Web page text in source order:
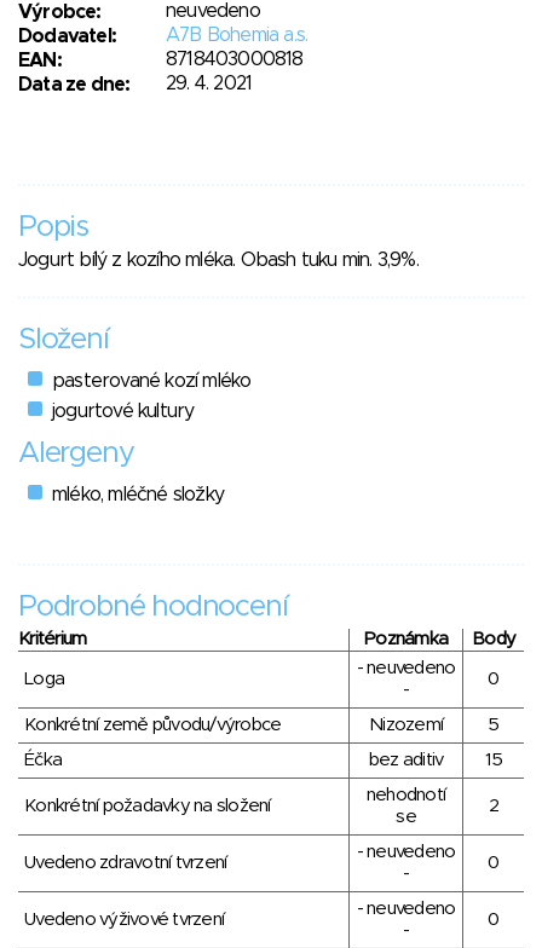
Výrobce:
neuvedeno
Dodavatel:
A7B Bohemia a.s.
EAN:
8718403000818
Data ze dne:
29. 4. 2021
Popis
Jogurt bílý z kozího mléka. Obash tuku min. 3,9%.
Složení
pasterované kozí mléko
jogurtové kultury
Alergeny
mléko, mléčné složky
Podrobné hodnocení
Kritérium Poznámka Body
Loga
- neuvedeno
-
0
Konkrétní země původu/výrobce Nizozemí
5
Éčka
bez aditiv 15
Konkrétní požadavky na složení
nehodnotí
se
2
Uvedeno zdravotní tvrzení
- neuvedeno
-
0
Uvedeno výživové tvrzení
- neuvedeno
-
0